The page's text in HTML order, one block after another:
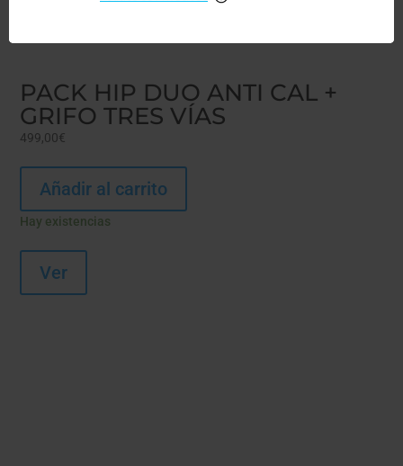
PACK HIP DUO ANTI CAL +
GRIFO TRES VÍAS
499,00€
Añadir al carrito
Hay existencias
Ver